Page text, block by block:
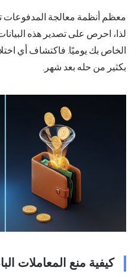
معظم أنظمة معالجة المدفوعات
لذا، احرص على تصدير هذه
الخاص بك يوميًا. فاكتشاف أي
بكثير من حله بعد شهر.
كيفية منع المعاملات